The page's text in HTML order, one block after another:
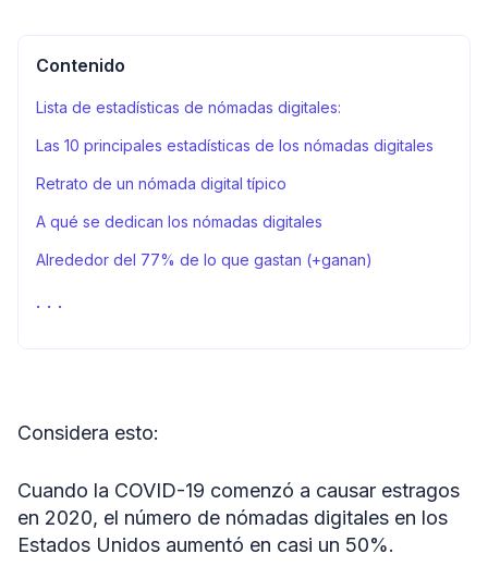
Contenido
Lista de estadísticas de nómadas digitales:
Las 10 principales estadísticas de los nómadas digitales
Retrato de un nómada digital típico
A qué se dedican los nómadas digitales
Alrededor del 77% de lo que gastan (+ganan)
Fuentes
Considera esto:
Cuando la COVID-19 comenzó a causar estragos
en 2020, el número de nómadas digitales en los
Estados Unidos aumentó en casi un 50%.